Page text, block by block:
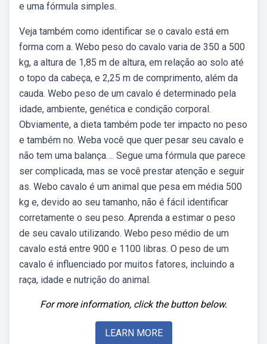
e uma fórmula simples.
Veja também como identificar se o cavalo está em
forma com a. Webo peso do cavalo varia de 350 a 500
kg, a altura de 1,85 m de altura, em relação ao solo até
o topo da cabeça, e 2,25 m de comprimento, além da
cauda. Webo peso de um cavalo é determinado pela
idade, ambiente, genética e condição corporal.
Obviamente, a dieta também pode ter impacto no peso
e também no. Weba você que quer pesar seu cavalo e
não tem uma balança…. Segue uma fórmula que parece
ser complicada, mas se você prestar atenção e seguir
as. Webo cavalo é um animal que pesa em média 500
kg e, devido ao seu tamanho, não é fácil identificar
corretamente o seu peso. Aprenda a estimar o peso
de seu cavalo utilizando. Webo peso médio de um
cavalo está entre 900 e 1100 libras. O peso de um
cavalo é influenciado por muitos fatores, incluindo a
raça, idade e nutrição do animal.
For more information, click the button below.
LEARN MORE